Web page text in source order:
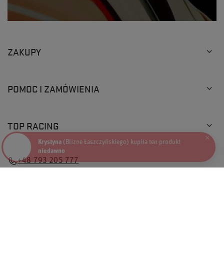
ZAKUPY
POMOC I ZAMÓWIENIA
TOP RACING
+48 793 205 777
Krystyna (Blizne Łaszczyńskiego) kupiła ten produkt
niedawno
×